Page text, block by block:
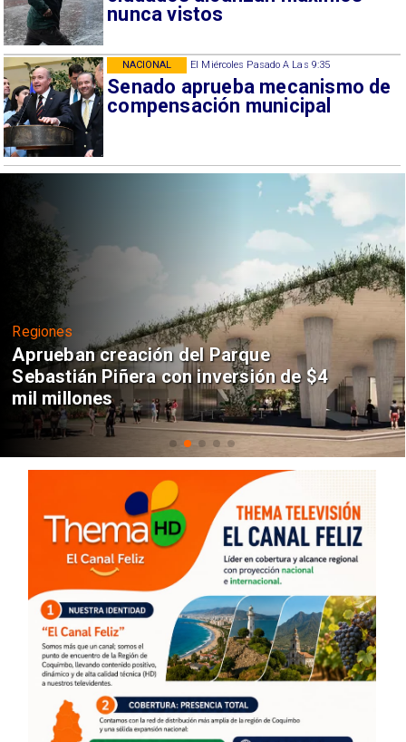
nunca vistos
El Miércoles Pasado A Las 9:35
Senado aprueba mecanismo de
compensación municipal
NACIONAL
Regiones
Aprueban creación del Parque
Sebastián Piñera con inversión de $4
mil millones